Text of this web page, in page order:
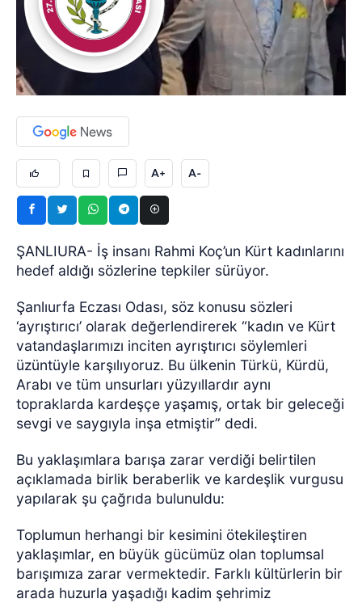
A+ A-
ŞANLIURA- İş insanı Rahmi Koç’un Kürt kadınlarını
hedef aldığı sözlerine tepkiler sürüyor.
Şanlıurfa Eczası Odası, söz konusu sözleri
‘ayrıştırıcı’ olarak değerlendirerek “kadın ve Kürt
vatandaşlarımızı inciten ayrıştırıcı söylemleri
üzüntüyle karşılıyoruz. Bu ülkenin Türkü, Kürdü,
Arabı ve tüm unsurları yüzyıllardır aynı
topraklarda kardeşçe yaşamış, ortak bir geleceği
sevgi ve saygıyla inşa etmiştir” dedi.
Bu yaklaşımlara barışa zarar verdiği belirtilen
açıklamada birlik beraberlik ve kardeşlik vurgusu
yapılarak şu çağrıda bulunuldu:
Toplumun herhangi bir kesimini ötekileştiren
yaklaşımlar, en büyük gücümüz olan toplumsal
barışımıza zarar vermektedir. Farklı kültürlerin bir
arada huzurla yaşadığı kadim şehrimiz